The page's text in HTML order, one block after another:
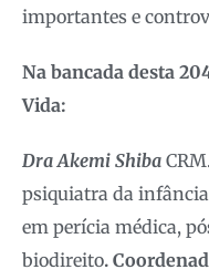
importantes e
Na bancada desta
Vida:
Dra Akemi Shiba
psiquiatra da infância
em perícia médica,
biodireito.